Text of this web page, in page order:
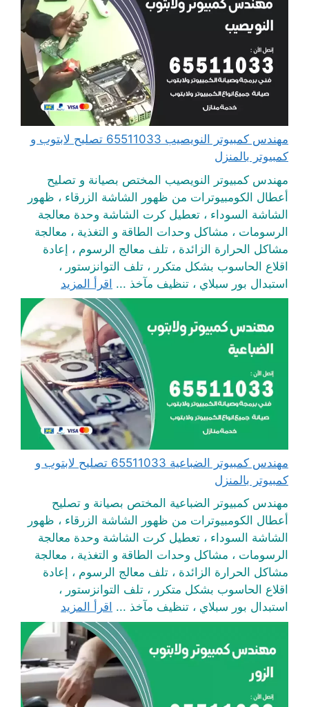
مهندس كمبيوتر النويصيب 65511033 تصليح لابتوب و
كمبيوتر بالمنزل
مهندس كمبيوتر النويصيب المختص بصيانة و تصليح
أعطال الكومبيوترات من ظهور الشاشة الزرقاء ، ظهور
الشاشة السوداء ، تعطيل كرت الشاشة وحدة معالجة
الرسومات ، مشاكل وحدات الطاقة و التغذية ، معالجة
مشاكل الحرارة الزائدة ، تلف معالج الرسوم ، إعادة
اقلاع الحاسوب بشكل متكرر ، تلف التوانزستور ،
استبدال بور سبلاي ، تنظيف مآخذ ... اقرأ المزيد
مهندس كمبيوتر الضباعية 65511033 تصليح لابتوب و
كمبيوتر بالمنزل
مهندس كمبيوتر الضباعية المختص بصيانة و تصليح
أعطال الكومبيوترات من ظهور الشاشة الزرقاء ، ظهور
الشاشة السوداء ، تعطيل كرت الشاشة وحدة معالجة
الرسومات ، مشاكل وحدات الطاقة و التغذية ، معالجة
مشاكل الحرارة الزائدة ، تلف معالج الرسوم ، إعادة
اقلاع الحاسوب بشكل متكرر ، تلف التوانزستور ،
استبدال بور سبلاي ، تنظيف مآخذ ... اقرأ المزيد